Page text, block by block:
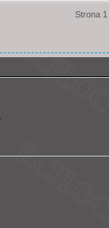
Strona